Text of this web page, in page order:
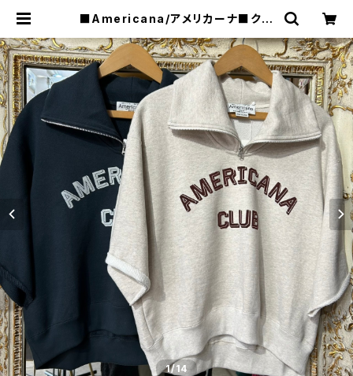
■Americana/アメリカーナ■クロ
801A/2■ | raquel
1/14